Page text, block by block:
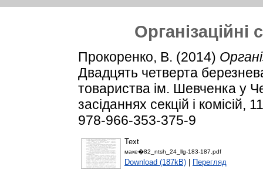
Організаційні
Прокоренко, В. (2014)
Двадцять четверта
товариства ім. Шевченка у
засіданнях секцій і
978-966-353-375-9
Text
маке�82_ntsh_24_llg-183-187.pdf
Download (187kB) Перегляд